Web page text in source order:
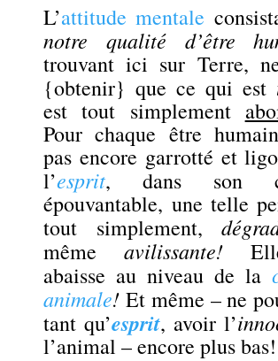
L’attitude mentale
notre qualité d’être
trouvant ici sur Terre,
{obtenir} que ce qui est
est tout simplement
Pour chaque être
pas encore garrotté et
l’esprit, dans son
épouvantable, une telle
tout simplement,
mêmeavilissante!
abaisse au niveau de la
animale! Et même – ne
tant qu’esprit, avoir l’
l’animal – encore plus bas!